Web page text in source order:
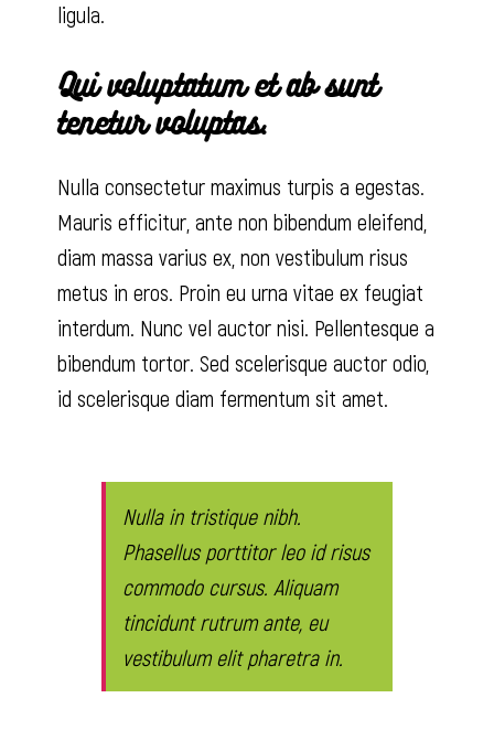
ligula.
Qui voluptatum et ab sunt
tenetur voluptas.
Nulla consectetur maximus turpis a egestas.
Mauris efficitur, ante non bibendum eleifend,
diam massa varius ex, non vestibulum risus
metus in eros. Proin eu urna vitae ex feugiat
interdum. Nunc vel auctor nisi. Pellentesque a
bibendum tortor. Sed scelerisque auctor odio,
id scelerisque diam fermentum sit amet.
Nulla in tristique nibh.
Phasellus porttitor leo id risus
commodo cursus. Aliquam
tincidunt rutrum ante, eu
vestibulum elit pharetra in.